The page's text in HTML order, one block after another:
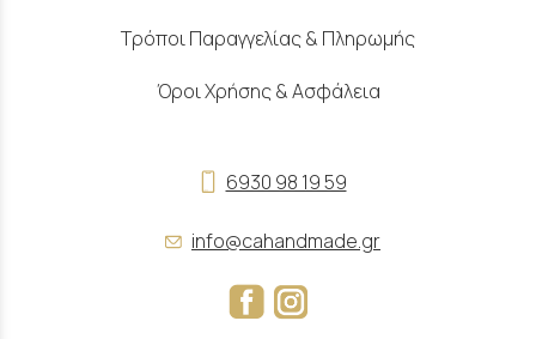
Τρόποι Παραγγελίας & Πληρωμής
Όροι Χρήσης & Ασφάλεια
6930 98 19 59
info@cahandmade.gr